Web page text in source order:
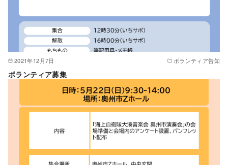
2021年12月7日 ボランティア告知
ボランティア募集